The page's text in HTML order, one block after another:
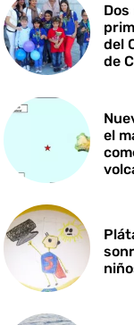
Dos
del
de
el